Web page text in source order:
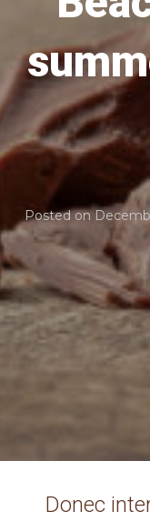
Posted on
Donec